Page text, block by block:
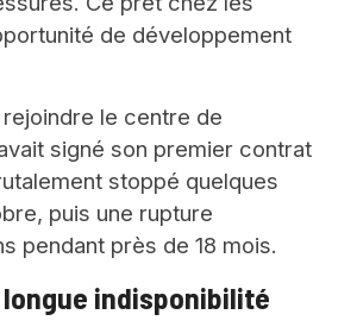
de développement
le centre de
signé son premier contrat
stoppé quelques
puis une rupture
pendant près de 18 mois.
indisponibilité